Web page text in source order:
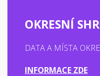
OKRESNÍ
DATA A MÍSTA
INFORMACE ZDE